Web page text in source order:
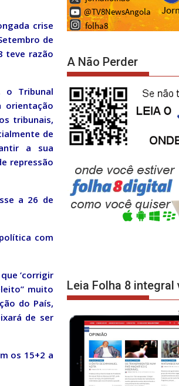
crise
de
teve razão
o Tribunal
orientação
tribunais,
de
a sua
repressão
a 26 de
com
‘corrigir
muito
do País,
de ser
os 15+2 a
A Não Perder
Leia Folha 8